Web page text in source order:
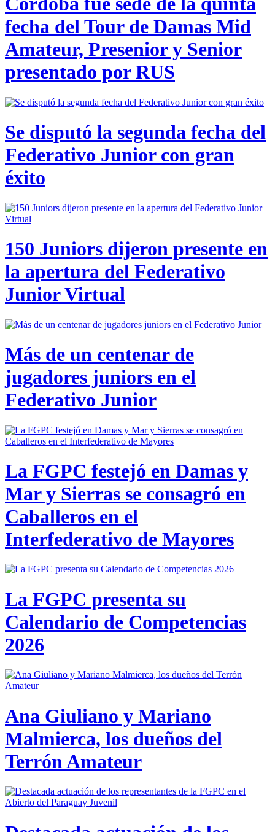
fecha del Tour de Damas Mid
Amateur, Presenior y Senior
presentado por RUS
Se disputó la segunda fecha del
Federativo Junior con gran
éxito
150 Juniors dijeron presente en
la apertura del Federativo
Junior Virtual
Más de un centenar de
jugadores juniors en el
Federativo Junior
La FGPC festejó en Damas y
Mar y Sierras se consagró en
Caballeros en el
Interfederativo de Mayores
La FGPC presenta su
Calendario de Competencias
2026
Ana Giuliano y Mariano
Malmierca, los dueños del
Terrón Amateur